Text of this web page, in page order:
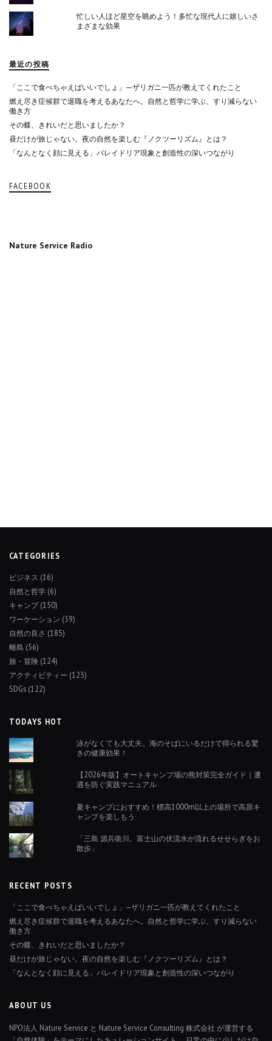
忙しい人ほど星空を眺めよう！多忙な現代人に嬉しいさ
まざまな効果
最近の投稿
「ここで食べちゃえばいいでしょ」—ザリガニ一匹が教えてくれたこと
燃え尽き症候群で退職を考えるあなたへ。自然と哲学に学ぶ、すり減らない
働き方
その蝶、きれいだと思いましたか？
昼だけが旅じゃない。夜の自然を楽しむ『ノクツーリズム』とは？
「なんとなく顔に見える」パレイドリア現象と創造性の深いつながり
FACEBOOK
Nature Service Radio
CATEGORIES
ビジネス (16)
自然と哲学 (6)
キャンプ(150)
ワーケーション (39)
自然の良さ (185)
離島 (56)
旅・冒険 (124)
アクティビティー (123)
SDGs (122)
TODAYS HOT
泳がなくても大丈夫。海のそばにいるだけで得られる驚
きの健康効果！
【2026年版】オートキャンプ場の熊対策完全ガイド｜遭
遇を防ぐ実践マニュアル
夏キャンプにおすすめ！標高1000m以上の場所で高原キ
ャンプを楽しもう
「三島 源兵衛川。富士山の伏流水が流れるせせらぎをお
散歩」
RECENT POSTS
「ここで食べちゃえばいいでしょ」—ザリガニ一匹が教えてくれたこと
燃え尽き症候群で退職を考えるあなたへ。自然と哲学に学ぶ、すり減らない
働き方
その蝶、きれいだと思いましたか？
昼だけが旅じゃない。夜の自然を楽しむ『ノクツーリズム』とは？
「なんとなく顔に見える」パレイドリア現象と創造性の深いつながり
ABOUT US
NPO法人 Nature Service と Nature Service Consulting 株式会社 が運営する